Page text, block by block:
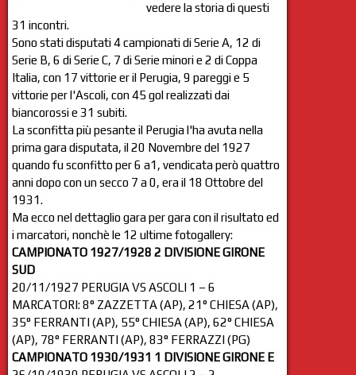
vedere la storia di questi
31 incontri.
Sono stati disputati 4 campionati di Serie A, 12 di
Serie B, 6 di Serie C, 7 di Serie minori e 2 di Coppa
Italia, con 17 vittorie er il Perugia, 9 pareggi e 5
vittorie per l'Ascoli, con 45 gol realizzati dai
biancorossi e 31 subiti.
La sconfitta più pesante il Perugia l'ha avuta nella
prima gara disputata, il 20 Novembre del 1927
quando fu sconfitto per 6 a1, vendicata però quattro
anni dopo con un secco 7 a 0, era il 18 Ottobre del
1931.
Ma ecco nel dettaglio gara per gara con il risultato ed
i marcatori, nonchè le 12 ultime fotogallery:
CAMPIONATO 1927/1928 2 DIVISIONE GIRONE
SUD
20/11/1927 PERUGIA VS ASCOLI 1 – 6
MARCATORI: 8° ZAZZETTA (AP), 21° CHIESA (AP),
35° FERRANTI (AP), 55° CHIESA (AP), 62° CHIESA
(AP), 78° FERRANTI (AP), 83° FERRAZZI (PG)
CAMPIONATO 1930/1931 1 DIVISIONE GIRONE E